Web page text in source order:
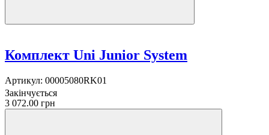
Комплект Uni Junior System
Артикул: 00005080RK01
Закінчується
3 072.00 грн